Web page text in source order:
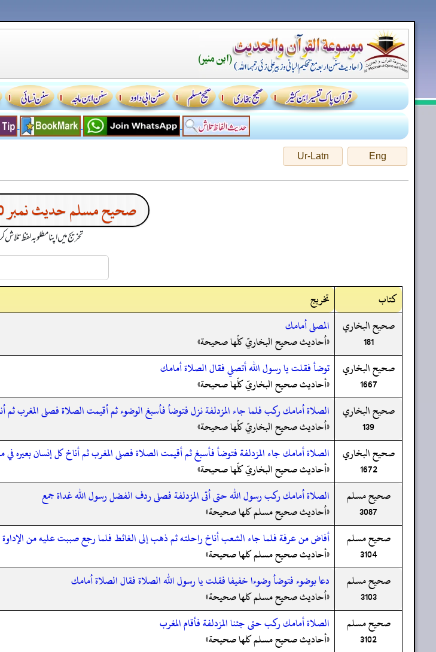
Eng
Ur-Latn
صحیح مسلم حدیث نمبر 3100 کی تخریج
تخریج میں اپنا مطلوبہ لفظ
کتاب
تخریج
صحيح البخاري
181
المصلى أمامك
«أحاديث صحيح البخاريّ كلّها صحيحة»
صحيح البخاري
1667
توضأ فقلت يا رسول الله أتصلي فقال الصلاة أمامك
«أحاديث صحيح البخاريّ كلّها صحيحة»
صحيح البخاري
139
الصلاة أمامك ركب فلما جاء المزدلفة نزل فتوضأ فأسبغ الوضوء ثم أقيمت الصلاة فصلى المغرب ثم
«أحاديث صحيح البخاريّ كلّها صحيحة»
صحيح البخاري
1672
الصلاة أمامك جاء المزدلفة فتوضأ فأسبغ ثم أقيمت الصلاة فصلى المغرب ثم أناخ كل إنسان بعيره
«أحاديث صحيح البخاريّ كلّها صحيحة»
صحيح مسلم
3087
الصلاة أمامك ركب رسول الله حتى أتى المزدلفة فصلى ردف الفضل رسول الله غداة جمع
«أحاديث صحيح مسلم كلها صحيحة»
صحيح مسلم
3104
أفاض من عرفة فلما جاء الشعب أناخ راحلته ثم ذهب إلى الغائط فلما رجع صببت عليه من الإداوة
«أحاديث صحيح مسلم كلها صحيحة»
صحيح مسلم
3103
دعا بوضوء فتوضأ وضوءا خفيفا فقلت يا رسول الله الصلاة فقال الصلاة أمامك
«أحاديث صحيح مسلم كلها صحيحة»
صحيح مسلم
3102
الصلاة أمامك ركب حتى جئنا المزدلفة فأقام المغرب
«أحاديث صحيح مسلم كلها صحيحة»